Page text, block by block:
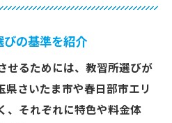
びの基準を紹介
せるためには、教習所選びが
県さいたま市や春日部市エリ
、それぞれに特色や料金体